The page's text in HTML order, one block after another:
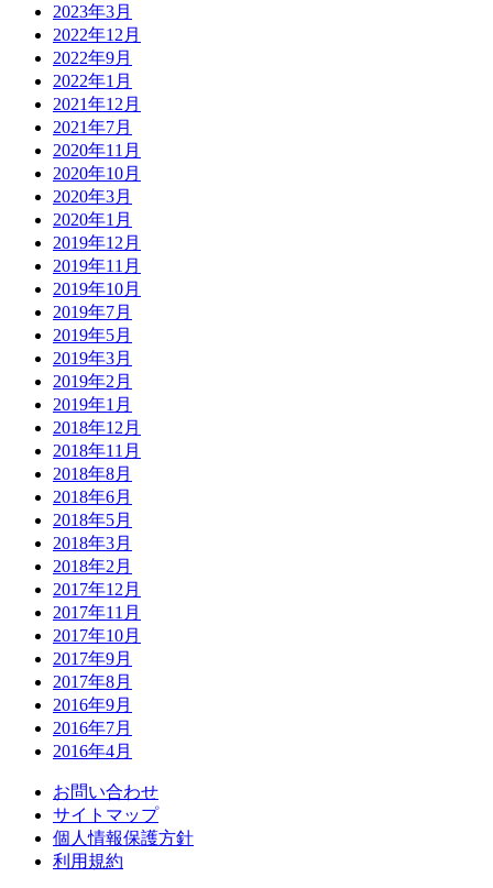
2023年3月
2022年12月
2022年9月
2022年1月
2021年12月
2021年7月
2020年11月
2020年10月
2020年3月
2020年1月
2019年12月
2019年11月
2019年10月
2019年7月
2019年5月
2019年3月
2019年2月
2019年1月
2018年12月
2018年11月
2018年8月
2018年6月
2018年5月
2018年3月
2018年2月
2017年12月
2017年11月
2017年10月
2017年9月
2017年8月
2016年9月
2016年7月
2016年4月
お問い合わせ
サイトマップ
個人情報保護方針
利用規約